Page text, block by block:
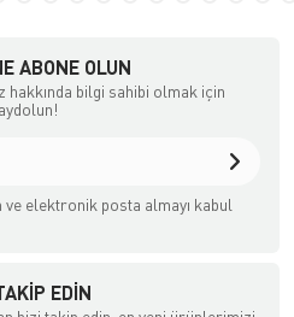
ABONE OLUN
hakkında bilgi sahibi olmak için
ve elektronik posta almayı kabul
EDIN